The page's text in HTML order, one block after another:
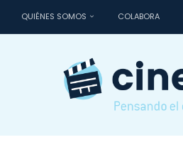
QUIÉNES SOMOS COLABORA